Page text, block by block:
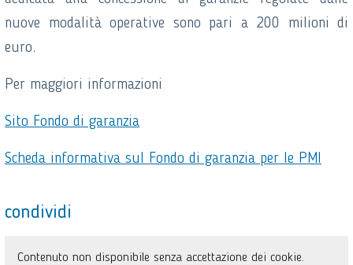
nuove modalità operative sono pari a 200 milioni di
euro.
Per maggiori informazioni
Sito Fondo di garanzia
Scheda informativa sul Fondo di garanzia per le PMI
condividi
Contenuto non disponibile senza accettazione dei cookie.